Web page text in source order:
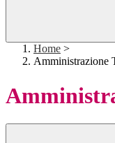
Home >
Amministrazione